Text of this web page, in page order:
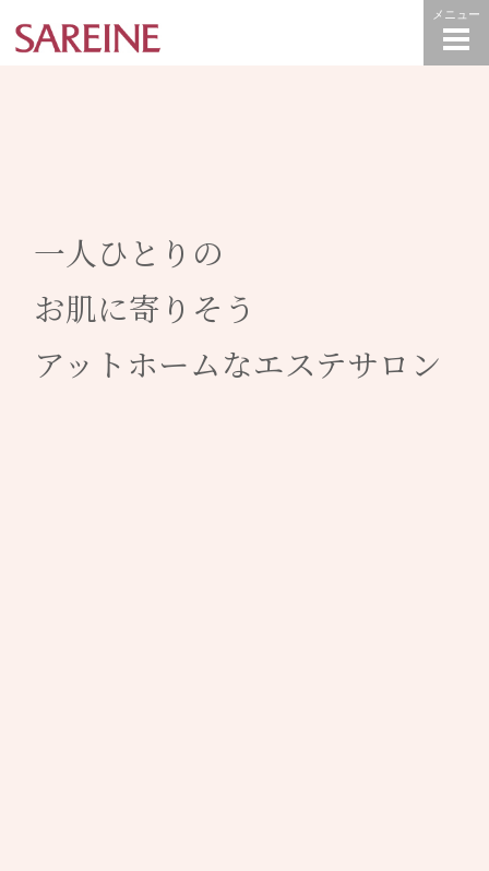
一人ひとりの
お肌に寄りそう
アットホームなエステサロン